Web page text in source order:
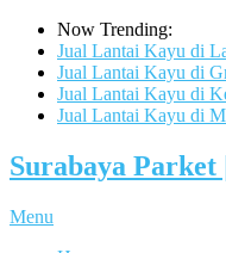
Now Trending:
Jual Lantai Kayu di
Jual Lantai Kayu di
Jual Lantai Kayu di
Jual Lantai Kayu di
Surabaya Parket
Menu